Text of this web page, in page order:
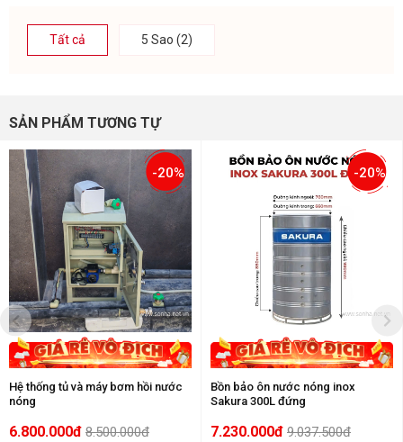
Tất cả 5 Sao (2)
SẢN PHẨM TƯƠNG TỰ
-20%
Hệ thống tủ và máy bơm hồi nước
nóng
6.800.000đ 8.500.000đ
-20%
Bồn bảo ôn nước nóng inox
Sakura 300L đứng
7.230.000đ 9.037.500đ